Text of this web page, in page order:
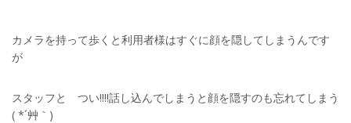
カメラを持って歩くと利用者様はすぐに顔を隠してしまうんです
が
スタッフと つい!!!!話し込んでしまうと顔を隠すのも忘れてしまう
( *´艸｀)